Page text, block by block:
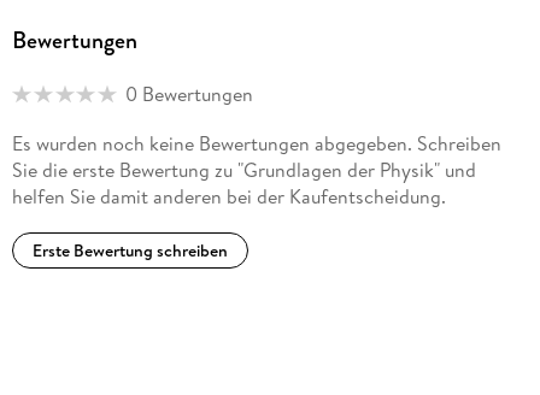
verbunden mit der Herstellung zahlreicher Videofilme, die
Pohl'sche Schauversuche dokumentieren.
Bewertungen
0 Bewertungen
Es wurden noch keine Bewertungen abgegeben. Schreiben
Sie die erste Bewertung zu "Grundlagen der Physik" und
helfen Sie damit anderen bei der Kaufentscheidung.
Erste Bewertung schreiben